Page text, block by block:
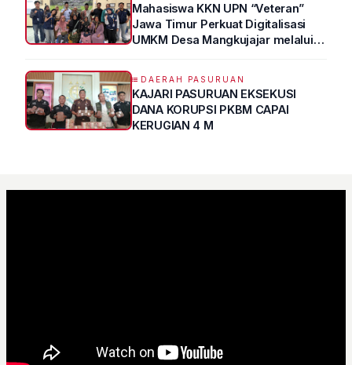
Mahasiswa KKN UPN “Veteran”
Jawa Timur Perkuat Digitalisasi
UMKM Desa Mangkujajar melalui
DAERAH PASURUAN
KAJARI PASURUAN EKSEKUSI
DANA KORUPSI PKBM CAPAI
KERUGIAN 4 M